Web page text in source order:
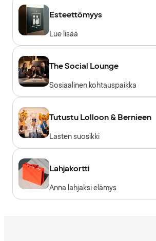
Esteettömyys
Lue lisää
The Social Lounge
Sosiaalinen kohtauspaikka
Tutustu Lolloon & Bernieen
Lasten suosikki
Lahjakortti
Anna lahjaksi elämys